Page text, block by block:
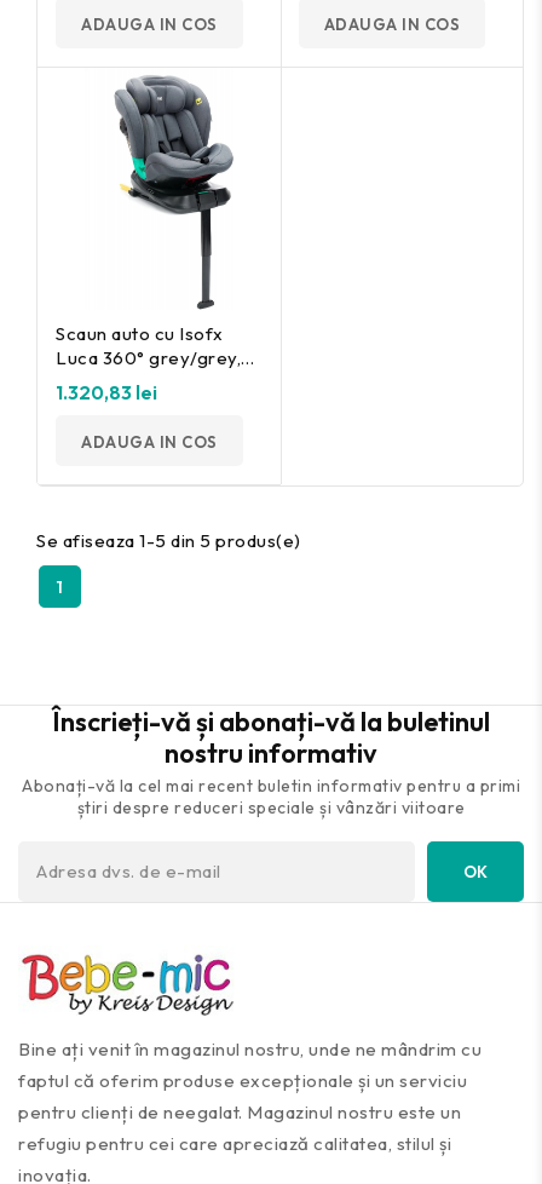
ADAUGA IN COS ADAUGA IN COS
Scaun auto cu Isofx
Luca 360° grey/grey,
40-150cm Fillikid
1.320,83 lei
ADAUGA IN COS
Se afiseaza 1-5 din 5 produs(e)
1
Înscrieți-vă și abonați-vă la buletinul
nostru informativ
Abonați-vă la cel mai recent buletin informativ pentru a primi
știri despre reduceri speciale și vânzări viitoare
Bine ați venit în magazinul nostru, unde ne mândrim cu
faptul că oferim produse excepționale și un serviciu
pentru clienți de neegalat. Magazinul nostru este un
refugiu pentru cei care apreciază calitatea, stilul și
inovația.